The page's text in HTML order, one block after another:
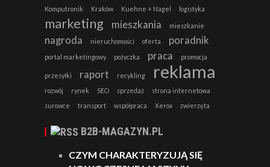
Komputronik Kraków Kuehne + Nagel logistyka
marketing mieszkania mieszkanie
nagroda nieruchomości oferta poradnik
portal marketingowy pożyczka praca promocja
przesyłki raport recykling reklama
rozwój rynek SEO sprzedaż
strona internetowa
surowce
transport współpraca Xerox zwierzęta
B2B-MAGAZYN.PL
CZYM CHARAKTERYZUJĄ SIĘ